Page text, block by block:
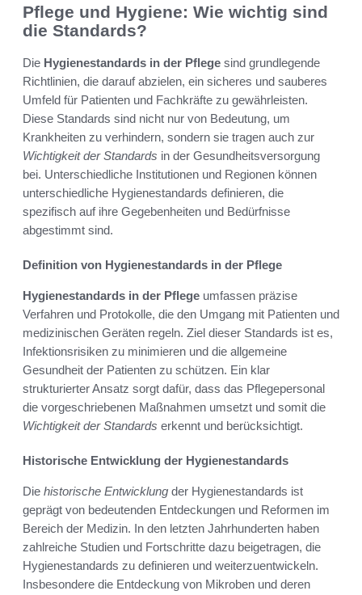
Pflege und Hygiene: Wie wichtig sind
die Standards?
Die Hygienestandards in der Pflege sind grundlegende
Richtlinien, die darauf abzielen, ein sicheres und sauberes
Umfeld für Patienten und Fachkräfte zu gewährleisten.
Diese Standards sind nicht nur von Bedeutung, um
Krankheiten zu verhindern, sondern sie tragen auch zur
Wichtigkeit der Standards in der Gesundheitsversorgung
bei. Unterschiedliche Institutionen und Regionen können
unterschiedliche Hygienestandards definieren, die
spezifisch auf ihre Gegebenheiten und Bedürfnisse
abgestimmt sind.
Definition von Hygienestandards in der Pflege
Hygienestandards in der Pflege umfassen präzise
Verfahren und Protokolle, die den Umgang mit Patienten und
medizinischen Geräten regeln. Ziel dieser Standards ist es,
Infektionsrisiken zu minimieren und die allgemeine
Gesundheit der Patienten zu schützen. Ein klar
strukturierter Ansatz sorgt dafür, dass das Pflegepersonal
die vorgeschriebenen Maßnahmen umsetzt und somit die
Wichtigkeit der Standards erkennt und berücksichtigt.
Historische Entwicklung der Hygienestandards
Die historische Entwicklung der Hygienestandards ist
geprägt von bedeutenden Entdeckungen und Reformen im
Bereich der Medizin. In den letzten Jahrhunderten haben
zahlreiche Studien und Fortschritte dazu beigetragen, die
Hygienestandards zu definieren und weiterzuentwickeln.
Insbesondere die Entdeckung von Mikroben und deren